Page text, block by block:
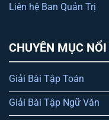
Liên hệ Ban Quản Trị
CHUYÊN MỤC
Giải Bài Tập Toán
Giải Bài Tập Ngữ Văn